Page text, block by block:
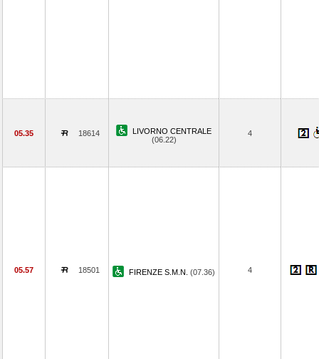
05.35 18614
LIVORNO CENTRALE
(06.22)
4
05.57 18501 FIRENZE S.M.N. (07.36) 4